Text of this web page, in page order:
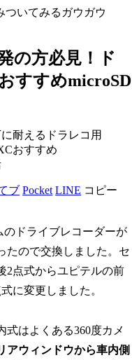
ついてみるガウガウ
の方必見！ド
すすめmicroSD
ブ Pocket LINE コピー
のドライブレコーダーが
たので交換しました。セ
2点式からユピテルの前
に変更しました。
式はよくある360度カメ
アウィンドウから車内側